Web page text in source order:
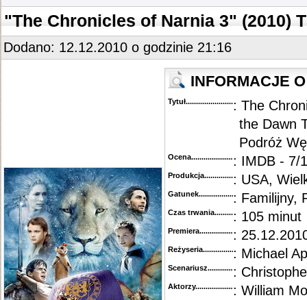
"The Chronicles of Narnia 3" (2010)
Dodano: 12.12.2010 o godzinie 21:16
INFORMACJE
Tytuł............................................
: The
the Dawn
Podróż
Ocena.............................................
: IMDB - 7/
Produkcja.........................................
: USA,
Gatunek...........................................
: Familijny,
Czas trwania......................................
: 105 minut
Premiera..........................................
:
Reżyseria........................................
: Michael
Scenariusz........................................
:
Aktorzy...........................................
: William